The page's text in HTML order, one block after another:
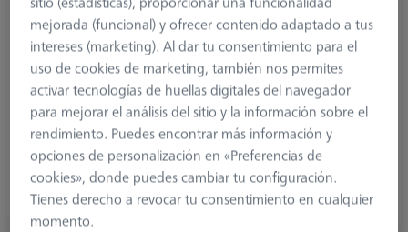
Ø Esfera (DK)
Longitud (L)
Tung. Carb
Punta del lápiz óptico
Cilindro
Tung. Carb
Tipo de conexión
la medición de la longitud
Ø Eje (DS)
2,5 mm
Tipo de lápiz óptico
mejorada (funcional) y ofrecer contenido adaptado a tus
intereses (marketing). Al dar tu consentimiento para el
uso de cookies de marketing, también nos permites
activar tecnologías de huellas digitales del navegador
para mejorar el análisis del sitio y la información sobre el
rendimiento. Puedes encontrar más información y
opciones de personalización en «Preferencias de
cookies», donde puedes cambiar tu configuración.
Tienes derecho a revocar tu consentimiento en cualquier
momento.